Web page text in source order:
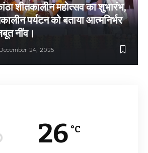
शीतकालीन महोत्सव का शुभारंभ,
पर्यटन को बताया आत्मनिर्भर
नींव।
24, 2025
26 °C